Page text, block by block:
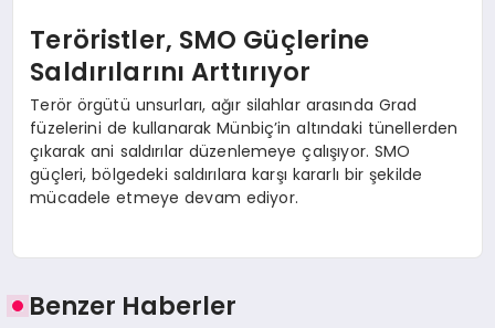
Teröristler, SMO Güçlerine
Saldırılarını Arttırıyor
Terör örgütü unsurları, ağır silahlar arasında Grad
füzelerini de kullanarak Münbiç’in altındaki tünellerden
çıkarak ani saldırılar düzenlemeye çalışıyor. SMO
güçleri, bölgedeki saldırılara karşı kararlı bir şekilde
mücadele etmeye devam ediyor.
Benzer Haberler